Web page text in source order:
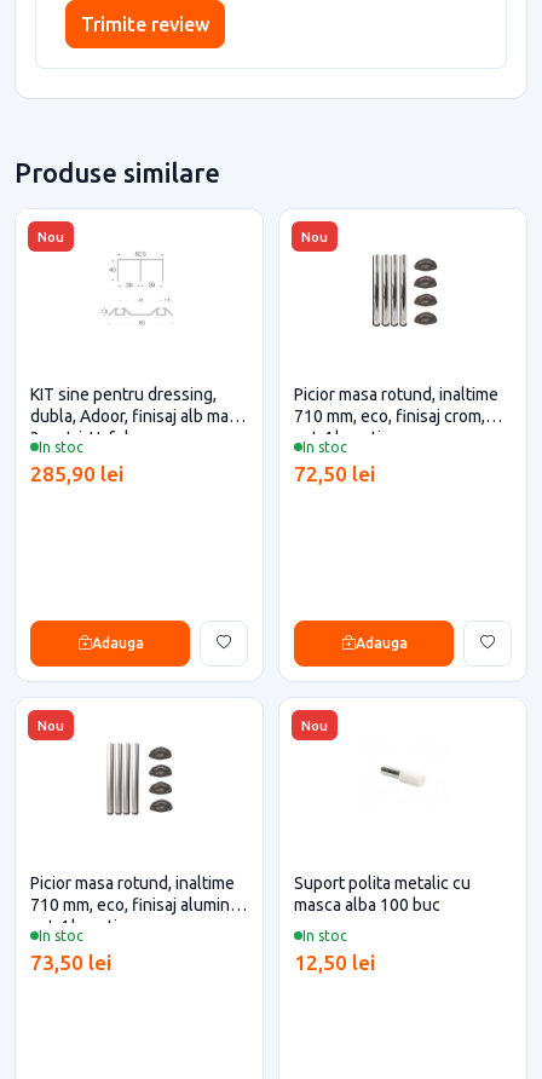
Trimite review
Produse similare
Nou
In stoc
KIT sine pentru dressing,
dubla, Adoor, finisaj alb mat,
3 metri, Hafele
285,90 lei
Adauga
Nou
In stoc
Picior masa rotund, inaltime
710 mm, eco, finisaj crom,
set 4 bucati
72,50 lei
Adauga
Nou
In stoc
Picior masa rotund, inaltime
710 mm, eco, finisaj aluminiu,
set 4 bucati
73,50 lei
Nou
In stoc
Suport polita metalic cu
masca alba 100 buc
12,50 lei